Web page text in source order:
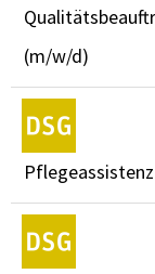
(m/w/d)